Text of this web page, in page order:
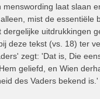
menswording laat slaan
mist de essentiële
dergelijke uitdrukkingen
deze tekst (vs. 18) ter
zegt: 'Dat is, Die
geliefd, en Wien
des Vaders bekend is.'